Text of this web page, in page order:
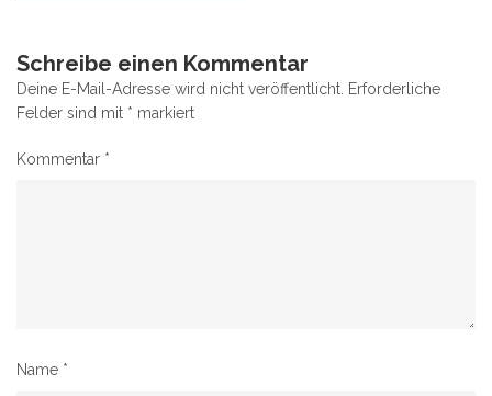
Schreibe einen Kommentar
Deine E-Mail-Adresse wird nicht veröffentlicht. Erforderliche
Felder sind mit * markiert
Kommentar *
Name *